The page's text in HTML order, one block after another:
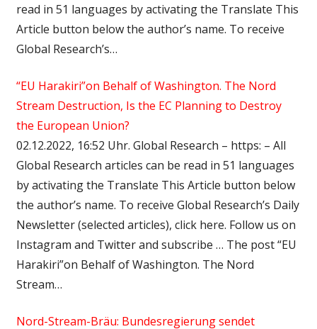
read in 51 languages by activating the Translate This
Article button below the author’s name. To receive
Global Research’s…
“EU Harakiri”on Behalf of Washington. The Nord
Stream Destruction, Is the EC Planning to Destroy
the European Union?
02.12.2022, 16:52 Uhr. Global Research – https: – All
Global Research articles can be read in 51 languages
by activating the Translate This Article button below
the author’s name. To receive Global Research’s Daily
Newsletter (selected articles), click here. Follow us on
Instagram and Twitter and subscribe … The post “EU
Harakiri”on Behalf of Washington. The Nord
Stream…
Nord-Stream-Bräu: Bundesregierung sendet